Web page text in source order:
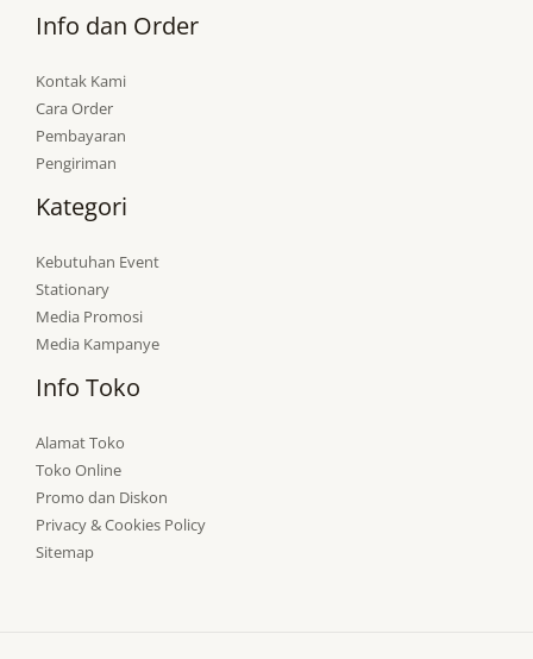
Info dan Order
Kontak Kami
Cara Order
Pembayaran
Pengiriman
Kategori
Kebutuhan Event
Stationary
Media Promosi
Media Kampanye
Info Toko
Alamat Toko
Toko Online
Promo dan Diskon
Privacy & Cookies Policy
Sitemap